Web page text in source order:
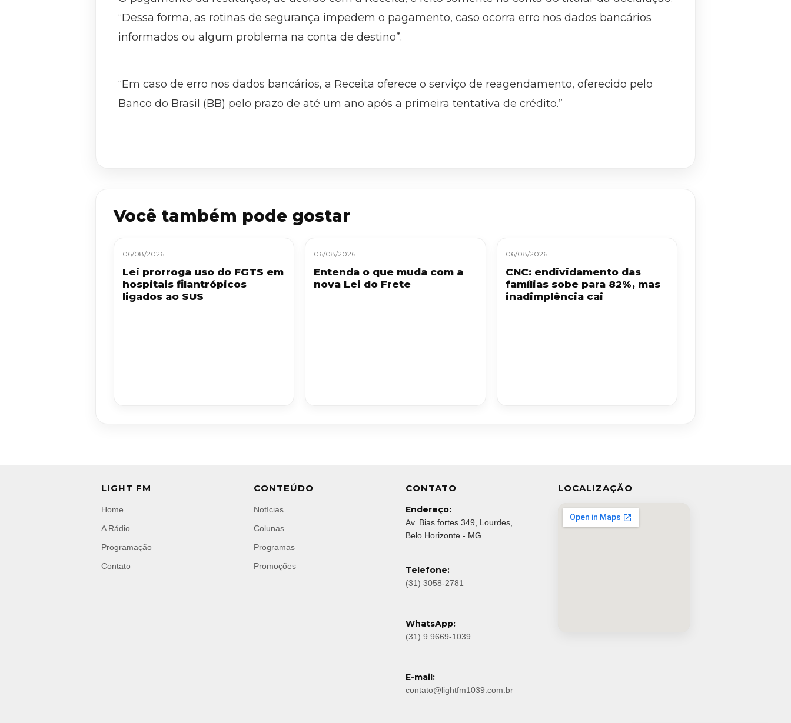
“Dessa forma, as rotinas de segurança impedem o pagamento, caso ocorra erro nos dados bancários
informados ou algum problema na conta de destino”.
“Em caso de erro nos dados bancários, a Receita oferece o serviço de reagendamento, oferecido pelo
Banco do Brasil (BB) pelo prazo de até um ano após a primeira tentativa de crédito.”
Você também pode gostar
06/08/2026
Lei prorroga uso do FGTS em
hospitais filantrópicos
ligados ao SUS
06/08/2026
Entenda o que muda com a
nova Lei do Frete
06/08/2026
CNC: endividamento das
famílias sobe para 82%, mas
inadimplência cai
LIGHT FM
Home
A Rádio
Programação
Contato
CONTEÚDO
Notícias
Colunas
Programas
Promoções
CONTATO
Endereço:
Av. Bias fortes 349, Lourdes,
Belo Horizonte - MG
Telefone:
(31) 3058-2781
WhatsApp:
(31) 9 9669-1039
E-mail:
contato@lightfm1039.com.br
LOCALIZAÇÃO